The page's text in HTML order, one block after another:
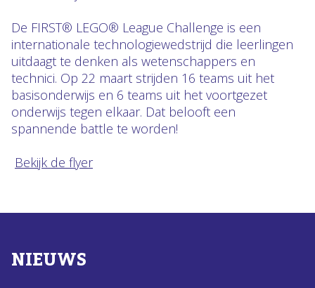
De FIRST® LEGO® League Challenge is een
internationale technologiewedstrijd die leerlingen
uitdaagt te denken als wetenschappers en
technici. Op 22 maart strijden 16 teams uit het
basisonderwijs en 6 teams uit het voortgezet
onderwijs tegen elkaar. Dat belooft een
spannende battle te worden!
Bekijk de flyer
NIEUWS